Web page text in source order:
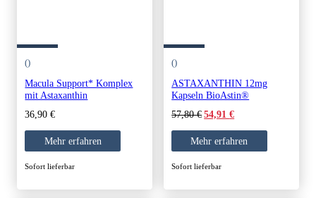
()
Macula Support* Komplex
mit Astaxanthin
36,90€
Mehr erfahren
Sofort lieferbar
()
ASTAXANTHIN 12mg
Kapseln BioAstin®
57,80€Original
was:
57,80 €.
54,91€Current
is:
54,91 €.
Mehr erfahren
Sofort lieferbar